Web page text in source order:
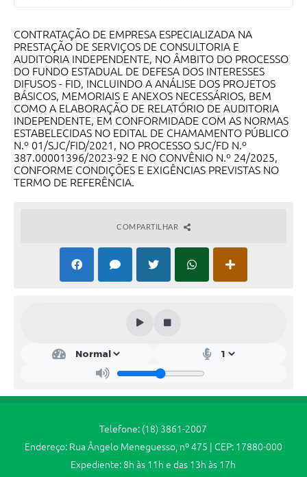
Links
Serviços Online
Telefones Úteis
A Prefeitura
Enquete
Jornal
CONTRATAÇÃO DE EMPRESA ESPECIALIZADA NA
PRESTAÇÃO DE SERVIÇOS DE CONSULTORIA E
AUDITORIA INDEPENDENTE, NO ÂMBITO DO PROCESSO
DO FUNDO ESTADUAL DE DEFESA DOS INTERESSES
DIFUSOS - FID, INCLUINDO A ANÁLISE DOS PROJETOS
BÁSICOS, MEMORIAIS E ANEXOS NECESSÁRIOS, BEM
COMO A ELABORAÇÃO DE RELATÓRIO DE AUDITORIA
INDEPENDENTE, EM CONFORMIDADE COM AS NORMAS
ESTABELECIDAS NO EDITAL DE CHAMAMENTO PÚBLICO
N.º 01/SJC/FID/2021, NO PROCESSO SJC/FD N.º
387.00001396/2023-92 E NO CONVÊNIO N.º 24/2025,
CONFORME CONDIÇÕES E EXIGÊNCIAS PREVISTAS NO
TERMO DE REFERÊNCIA.
COMPARTILHAR
Telefone: (18) 3861-2007
Endereço: Rua Ângelo Meneguesso, nº 475 | CEP: 17880-000
Expediente: 8h às 11h e das 13h às 17h